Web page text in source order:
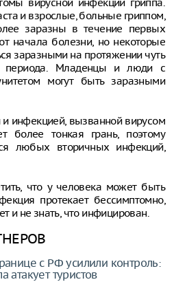
и взрослые, больные гриппом,
заразны в течение первых
начала болезни, но некоторые
заразными на протяжении чуть
периода. Младенцы и люди с
могут быть заразными
инфекцией, вызванной вирусом
более тонкая грань, поэтому
любых вторичных инфекций,
что у человека может быть
протекает бессимптомно,
и не знать, что инфицирован.
с РФ усилили контроль:
атакует туристов